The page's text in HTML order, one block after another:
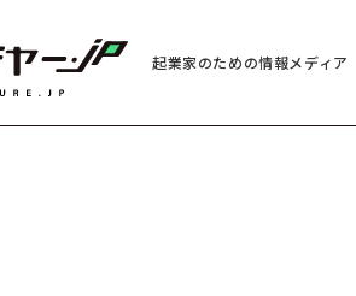
起業家のための情報メディア